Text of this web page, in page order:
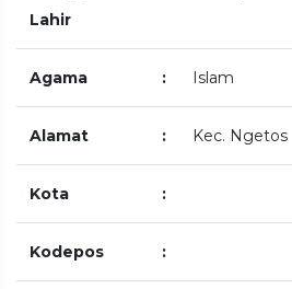
Lahir
Agama : Islam
Alamat : Kec. Ngetos
Kota :
Kodepos :